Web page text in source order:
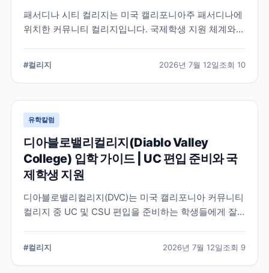
패서디나 시티 컬리지는 미국 캘리포니아주 패서디나에
위치한 커뮤니티 컬리지입니다. 국제학생 지원 체계와
#컬리지 2026년 7월 12일조회 10
유학칼럼
디아블로밸리컬리지(Diablo Valley
College) 입학 가이드 | UC 편입 준비와 국
제학생 지원
디아블로밸리컬리지(DVC)는 미국 캘리포니아 커뮤니티
컬리지 중 UC 및 CSU 편입을 준비하는 학생들에게 잘
정리했습니다.
#컬리지 2026년 7월 12일조회 9